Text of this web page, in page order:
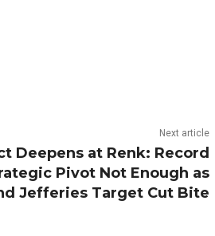
Next article
Deepens at Renk: Record
Pivot Not Enough as
Jefferies Target Cut Bite